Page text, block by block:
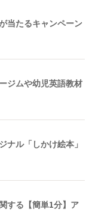
当たるキャンペーン
ジムや幼児英語教材
ナル「しかけ絵本」
する【簡単1分】ア